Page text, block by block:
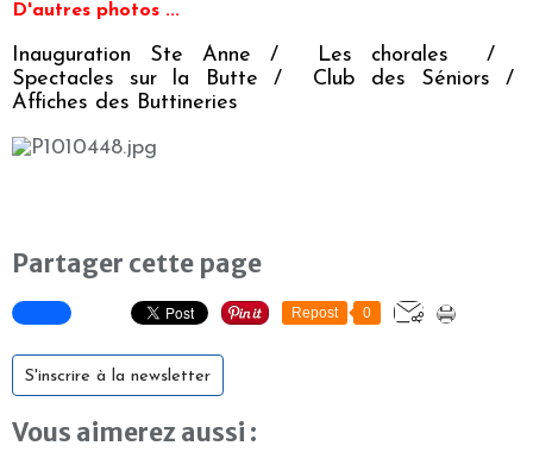
D'autres photos ...
Inauguration Ste Anne / Les chorales /
Spectacles sur la Butte / Club des Séniors /
Affiches des Buttineries
Partager cette page
Repost 0
S'inscrire à la newsletter
Vous aimerez aussi :